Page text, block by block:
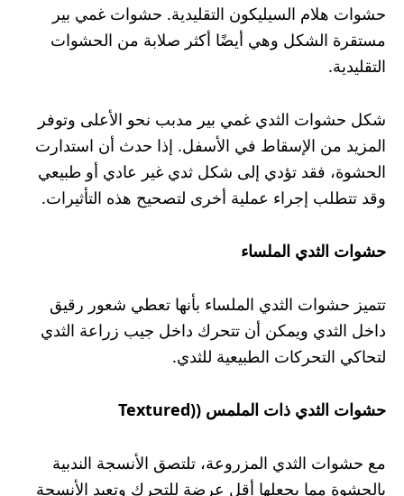
حشوات هلام السيليكون التقليدية. حشوات غمي بير
مستقرة الشكل وهي أيضًا أكثر صلابة من الحشوات
التقليدية.
شكل حشوات الثدي غمي بير مدبب نحو الأعلى وتوفر
المزيد من الإسقاط في الأسفل. إذا حدث أن استدارت
الحشوة، فقد تؤدي إلى شكل ثدي غير عادي أو طبيعي
وقد تتطلب إجراء عملية أخرى لتصحيح هذه التأثيرات.
حشوات الثدي الملساء
تتميز حشوات الثدي الملساء بأنها تعطي شعور رقيق
داخل الثدي ويمكن أن تتحرك داخل جيب زراعة الثدي
لتحاكي التحركات الطبيعية للثدي.
حشوات الثدي ذات الملمس (
(Textured
مع حشوات الثدي المزروعة، تلتصق الأنسجة الندبية
بالحشوة مما يجعلها أقل عرضة للتحرك وتعيد الأنسجة